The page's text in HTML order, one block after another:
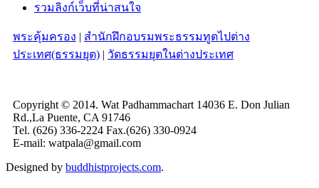
รวมลิงก์เว็บที่น่าสนใจ
พระคุ้มครอง | สำนักฝึกอบรมพระธรรมทูตไปต่าง
ประเทศ(ธรรมยุต) | วัดธรรมยุตในต่างประเทศ
Copyright © 2014. Wat Padhammachart 14036 E. Don Julian
Rd.,La Puente, CA 91746
Tel. (626) 336-2224 Fax.(626) 330-0924
E-mail: watpala@gmail.com
Designed by buddhistprojects.com.